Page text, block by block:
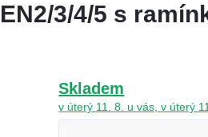
3/4/5 s
Skladem
v úterý 11. 8. u vás, v úterý